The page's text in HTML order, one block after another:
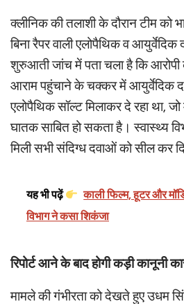
क्लीनिक की तलाशी के दौरान टीम को
बिना रैपर वाली एलोपैथिक व आयुर्वेदिक
शुरुआती जांच में पता चला है कि
आराम पहुंचाने के चक्कर में आयुर्वेदिक
एलोपैथिक सॉल्ट मिलाकर दे रहा था,
घातक साबित हो सकता है। स्वास्थ्य
मिली सभी संदिग्ध दवाओं को सील कर
यह भी पढ़ें
काली फिल्म, हूटर और
विभाग ने कसा शिकंजा
रिपोर्ट आने के बाद होगी कड़ी कानूनी
मामले की गंभीरता को देखते हुए उधम